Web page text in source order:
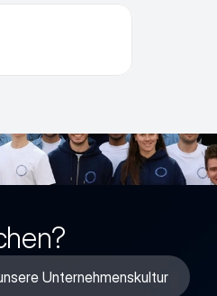
Unternehmenskultur